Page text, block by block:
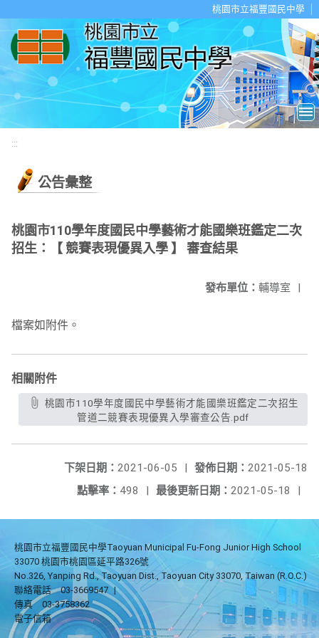
桃園市立福豐國民中學
:::
公告彙整
桃園市110學年度國民中學藝術才能國樂班鑑定二次
招生：【 競賽表現優異入學 】 審查結果
發布單位： 輔導室 |
檔案如附件。
相關附件
管道二競賽表現優異入學審查公告.pdf
發佈日期： 2021-05-18
下架日期： 2021-06-05
|
最後更新日期： 2021-05-18 |
點擊率： 498 |
桃園市立福豐國民中學Taoyuan Municipal Fu-Fong Junior High School
33070 桃園市桃園區延平路326號
No.326, Yanping Rd., Taoyuan Dist., Taoyuan City 33070, Taiwan (R.O.C.)
聯絡電話
03-3669547 |
傳真
03-3758362
電子信箱